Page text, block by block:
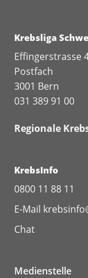
Krebsliga
Effingerstrasse
Postfach
3001 Bern
031 389 91 00
Regionale
KrebsInfo
0800 11 88 11
E-Mail
Chat
Medienstelle